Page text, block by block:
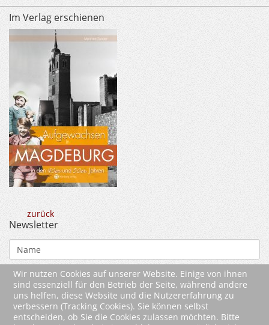
Im Verlag erschienen
zurück
Newsletter
Wir nutzen Cookies auf unserer Website. Einige von ihnen
sind essenziell für den Betrieb der Seite, während andere
uns helfen, diese Website und die Nutzererfahrung zu
verbessern (Tracking Cookies). Sie können selbst
entscheiden, ob Sie die Cookies zulassen möchten. Bitte